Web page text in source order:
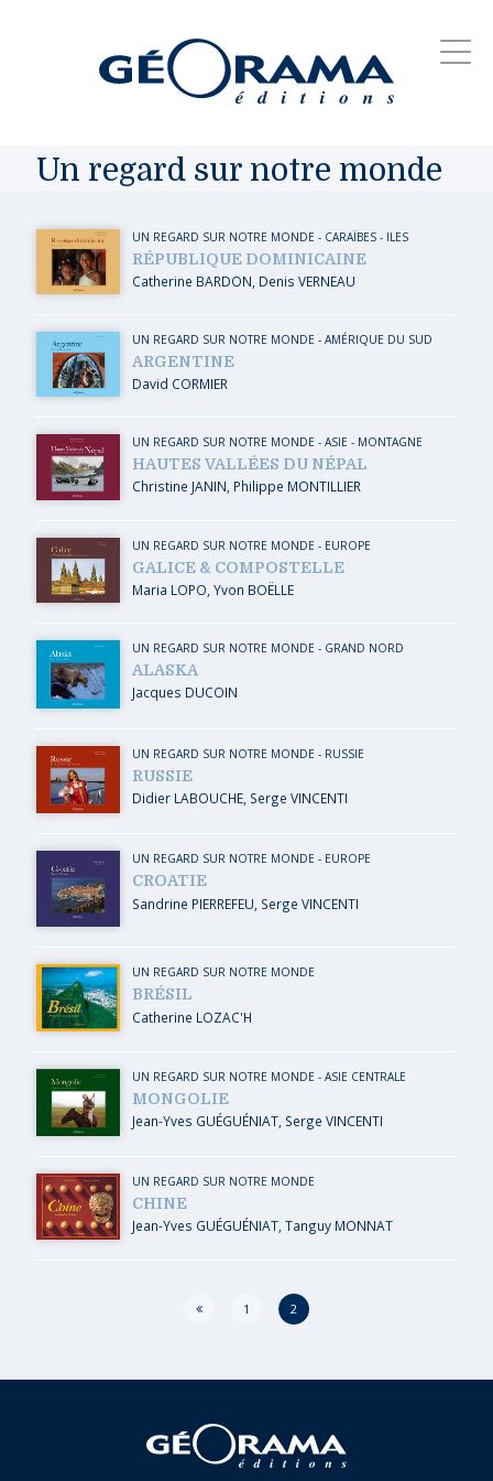
Un regard sur notre monde
UN REGARD SUR NOTRE MONDE - CARAÏBES- ILES
RÉPUBLIQUE DOMINICAINE
Catherine BARDON, Denis VERNEAU
UN REGARD SUR NOTRE MONDE - AMÉRIQUE DU SUD
ARGENTINE
David CORMIER
UN REGARD SUR NOTRE MONDE - ASIE - MONTAGNE
HAUTES VALLÉES DU NÉPAL
Christine JANIN Philippe MONTILLIER
UN REGARD SUR NOTRE MONDE - EUROPE
GALICE & COMPOSTELLE
Maria LOPO Yvon BOËLLE
UN REGARD SUR NOTRE MONDE - GRAND NORD
ALASKA
Jacques DUCOIN
UN REGARD SUR NOTRE MONDE - RUSSIE
RUSSIE
Didier LABOUCHE, Serge VINCENTI
UN REGARD SUR NOTRE MONDE - EUROPE
CROATIE
Sandrine PIERREFEU Serge VINCENTI
UN REGARD SUR NOTRE MONDE
BRÉSIL
Catherine LOZAC'H
UN REGARD SUR NOTRE MONDE - ASIE CENTRALE
MONGOLIE
Jean-Yves GUÉGUÉNIAT, Serge VINCENTI
UN REGARD SUR NOTRE MONDE
CHINE
Jean-Yves GUÉGUÉNIAT, Tanguy MONNAT
1 2